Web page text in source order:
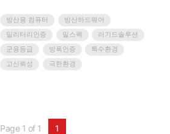
고 있는 지금, 어드밴텍은 국방, 중공업, 광산, 해양, 우
주항공 등 가장 까다로운 환경에서 임무를 수행하시
는 IT 전문가 여러분을 위해 더욱 강력하고 심도 있는
웨비나를 준비했습니다.• 방산 분야에서 요구되는 핵
심 하드웨어 스펙과 MIL-STD 인증의 모든 것• 극한
방산용 컴퓨터
방산하드웨어
밀리터리인증
밀스펙
러기드솔루션
군용등급
방폭인증
특수환경
고신뢰성
극한환경
Page 1 of 1 1